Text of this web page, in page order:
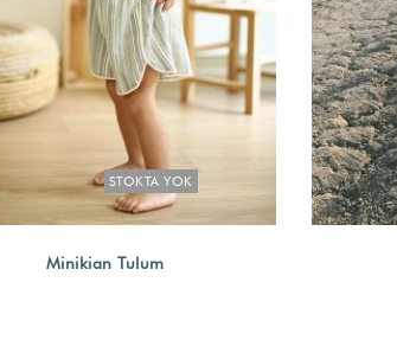
STOKTA YOK
Minikian Tulum